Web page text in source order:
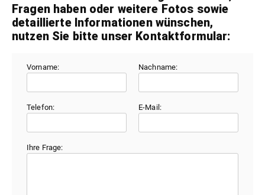
Fragen haben oder weitere Fotos sowie
detaillierte Informationen wünschen,
nutzen Sie bitte unser Kontaktformular:
Vorname: Nachname:
Telefon: E-Mail:
Ihre Frage: